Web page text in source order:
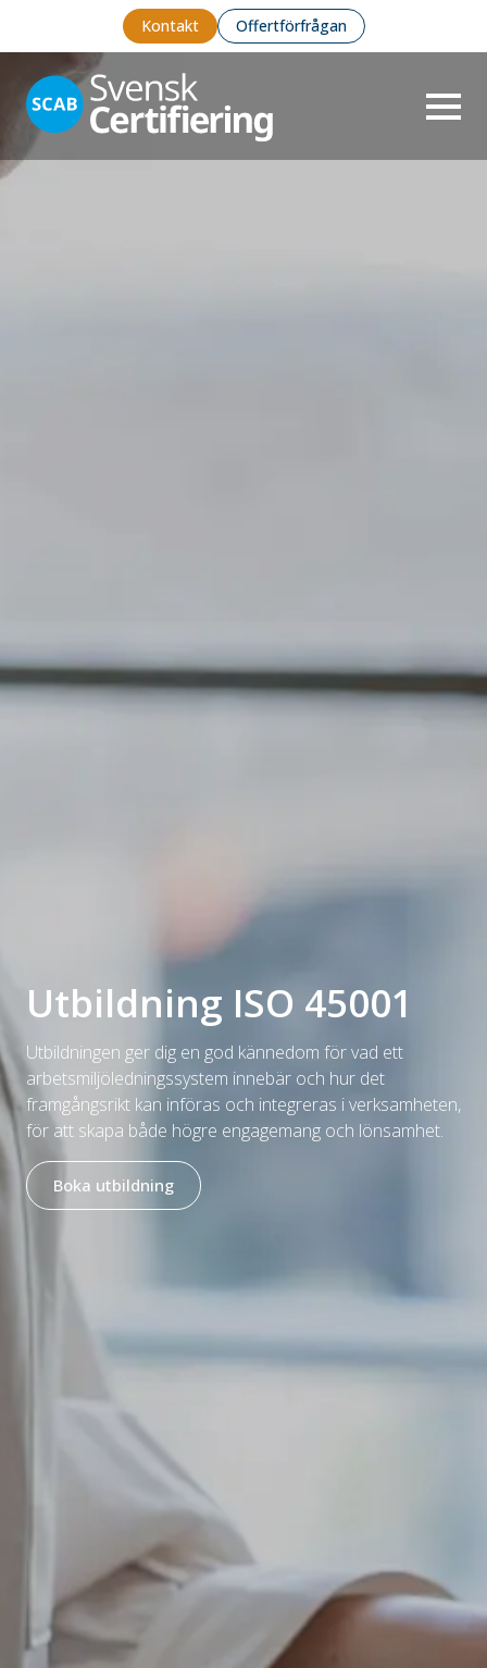
Kontakt Offertförfrågan
Utbildning ISO 45001
Utbildningen ger dig en god kännedom för vad ett
arbetsmiljöledningssystem innebär och hur det
framgångsrikt kan införas och integreras i verksamheten,
för att skapa både högre engagemang och lönsamhet.
Boka utbildning